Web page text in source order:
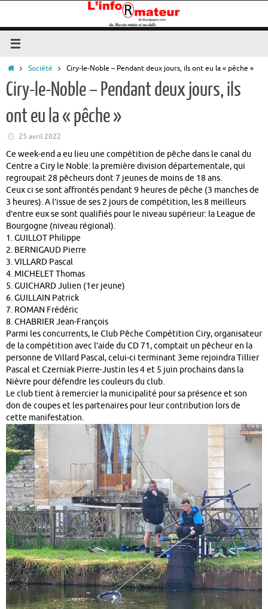
contenu
Accueil
Société Ciry-le-Noble – Pendant deux jours, ils ont eu la « pêche »
Ciry-le-Noble – Pendant deux jours, ils
ont eu la « pêche »
25 avril 2022
Ce week-end a eu lieu une compétition de pêche dans le canal du
Centre a Ciry le Noble: la première division départementale, qui
regroupait 28 pêcheurs dont 7 jeunes de moins de 18 ans.
Ceux ci se sont affrontés pendant 9 heures de pêche (3 manches de
3 heures). A l’issue de ses 2 jours de compétition, les 8 meilleurs
d’entre eux se sont qualifiés pour le niveau supérieur: la League de
Bourgogne (niveau régional).
1. GUILLOT Philippe
2. BERNIGAUD Pierre
3. VILLARD Pascal
4. MICHELET Thomas
5. GUICHARD Julien (1er jeune)
6. GUILLAIN Patrick
7. ROMAN Frédéric
8. CHABRIER Jean-François
Parmi les concurrents, le Club Pêche Compétition Ciry, organisateur
de la compétition avec l’aide du CD 71, comptait un pêcheur en la
personne de Villard Pascal, celui-ci terminant 3eme rejoindra Tillier
Pascal et Czerniak Pierre-Justin les 4 et 5 juin prochains dans la
Nièvre pour défendre les couleurs du club.
Le club tient à remercier la municipalité pour sa présence et son
don de coupes et les partenaires pour leur contribution lors de
cette manifestation.